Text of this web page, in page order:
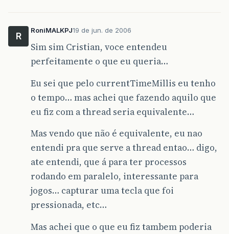
R
RoniMALKPJ19 de jun. de 2006
Sim sim Cristian, voce entendeu
perfeitamente o que eu queria…
Eu sei que pelo currentTimeMillis eu tenho
o tempo… mas achei que fazendo aquilo que
eu fiz com a thread seria equivalente…
Mas vendo que não é equivalente, eu nao
entendi pra que serve a thread entao… digo,
ate entendi, que á para ter processos
rodando em paralelo, interessante para
jogos… capturar uma tecla que foi
pressionada, etc…
Mas achei que o que eu fiz tambem poderia